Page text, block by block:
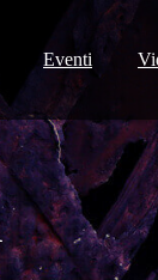
Eventi